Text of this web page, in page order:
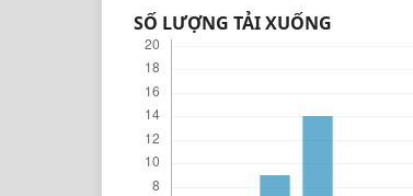
SỐ LƯỢNG TẢI XUỐNG